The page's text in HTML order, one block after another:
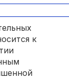
к